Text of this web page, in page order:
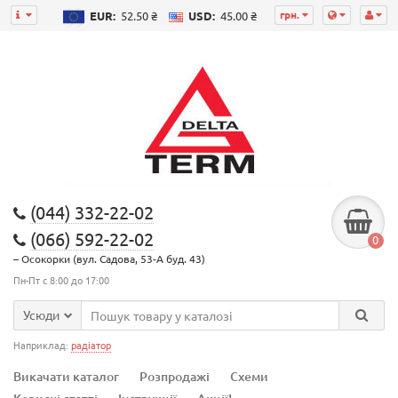
грн.
EUR: 52.50 ₴ USD: 45.00 ₴
(044) 332-22-02
(066) 592-22-02
– Осокорки (вул. Садова, 53-А буд. 43)
Пн-Пт с 8:00 до 17:00
0
Усюди
Наприклад: радіатор
Викачати каталог Розпродажі
Схеми